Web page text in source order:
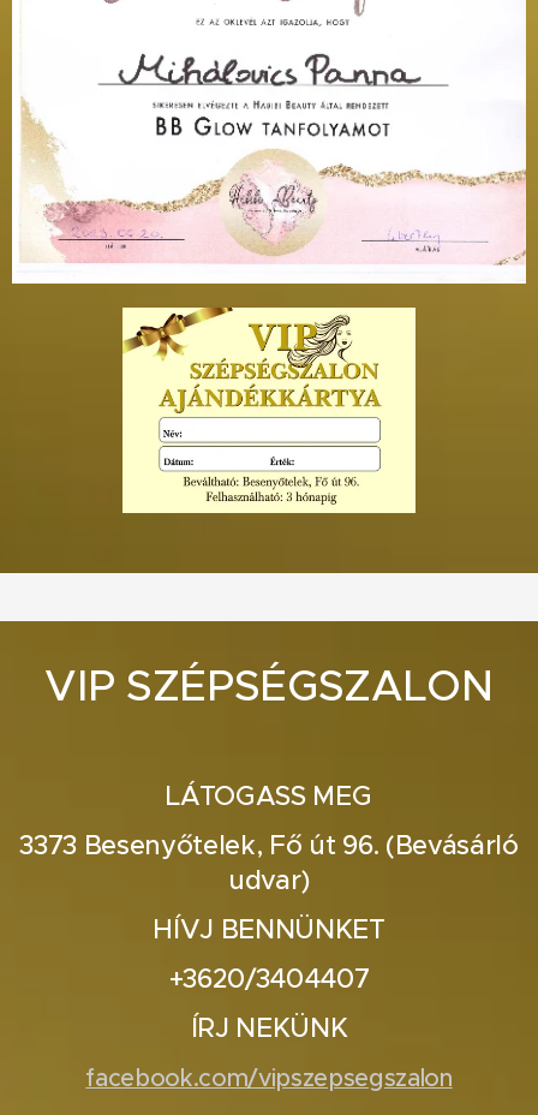
VIP SZÉPSÉGSZALON
LÁTOGASS MEG
3373 Besenyőtelek, Fő út 96. (Bevásárló
udvar)
HÍVJ BENNÜNKET
+3620/3404407
ÍRJ NEKÜNK
facebook.com/vipszepsegszalon